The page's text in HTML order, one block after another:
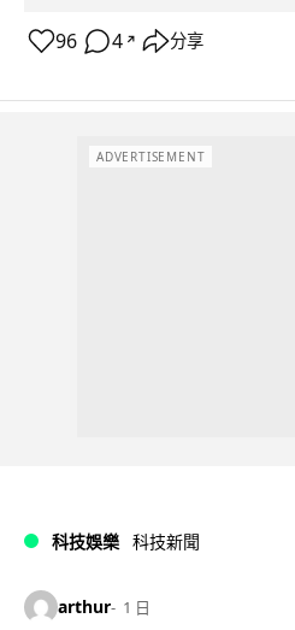
96 4 ↗ 分享
ADVERTISEMENT
科技娛樂 科技新聞
arthur 1 日